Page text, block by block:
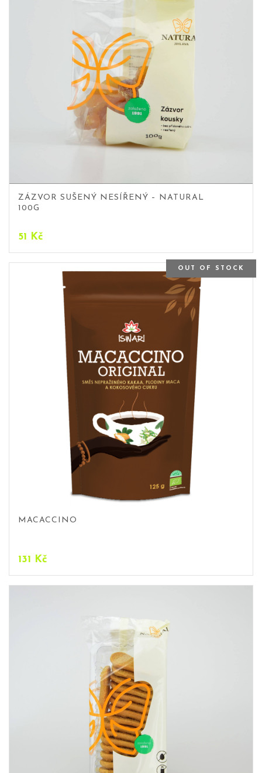
ZÁZVOR SUŠENÝ NESÍŘENÝ – NATURAL
100G
51 Kč
OUT OF STOCK
MACACCINO
131 Kč